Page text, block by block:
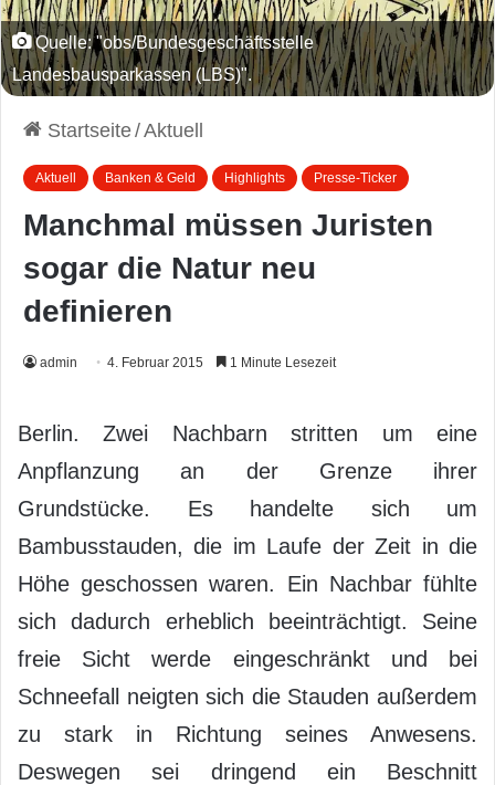
Quelle: "obs/Bundesgeschäftsstelle
Landesbausparkassen (LBS)".
Startseite/Aktuell
Aktuell Banken & Geld Highlights Presse-Ticker
Manchmal müssen Juristen
sogar die Natur neu
definieren
admin 4. Februar 2015 1 Minute Lesezeit
Berlin. Zwei Nachbarn stritten um eine
Anpflanzung an der Grenze ihrer
Grundstücke. Es handelte sich um
Bambusstauden, die im Laufe der Zeit in die
Höhe geschossen waren. Ein Nachbar fühlte
sich dadurch erheblich beeinträchtigt. Seine
freie Sicht werde eingeschränkt und bei
Schneefall neigten sich die Stauden außerdem
zu stark in Richtung seines Anwesens.
Deswegen sei dringend ein Beschnitt